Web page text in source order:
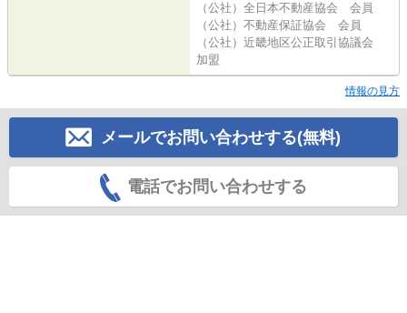
（公社）全日本不動産協会 会員
（公社）不動産保証協会 会員
（公社）近畿地区公正取引協議会
加盟
情報の見方
メールでお問い合わせする(無料)
電話でお問い合わせする